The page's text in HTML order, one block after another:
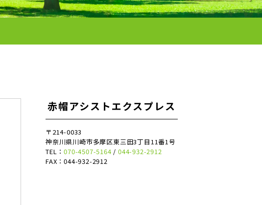
赤帽アシストエクスプレス
〒214-0033
神奈川県川崎市多摩区東三田3丁目11番1号
TEL：070-4507-5164 /044-932-2912
FAX：044-932-2912